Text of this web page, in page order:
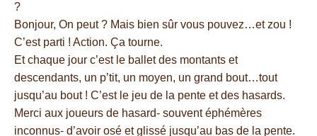
?
Bonjour, On peut ? Mais bien sûr vous pouvez…et zou !
C’est parti ! Action. Ça tourne.
Et chaque jour c’est le ballet des montants et
descendants, un p’tit, un moyen, un grand bout…tout
jusqu’au bout ! C’est le jeu de la pente et des hasards.
Merci aux joueurs de hasard- souvent éphémères
inconnus- d’avoir osé et glissé jusqu’au bas de la pente.